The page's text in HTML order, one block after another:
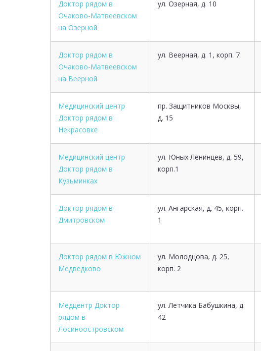
Доктор рядом в
Очаково-Матвеевском
на Озерной
ул. Озерная, д. 10
Доктор рядом в
Очаково-Матвеевском
на Веерной
ул. Веерная, д. 1, корп. 7
Медицинский центр
Доктор рядом в
Некрасовке
пр. Защитников Москвы,
д. 15
Медицинский центр
Доктор рядом в
Кузьминках
ул. Юных Ленинцев, д. 59,
корп.1
Доктор рядом в
Дмитровском
ул. Ангарская, д. 45, корп.
1
Доктор рядом в Южном
Медведково
ул. Молодцова, д. 25,
корп. 2
Медцентр Доктор
рядом в
Лосиноостровском
ул. Летчика Бабушкина, д.
42